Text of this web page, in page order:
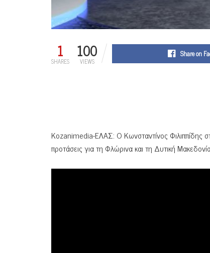
1
SHARES 100
VIEWS
Share on
Kozanimedia-ΕΛΑΣ: Ο Κωνσταντίνος Φιλιππίδης
προτάσεις για τη Φλώρινα και τη Δυτική